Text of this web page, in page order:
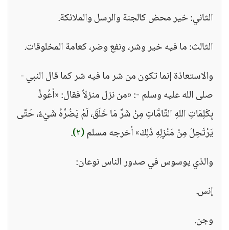
الثاني: خير محض كالجنة والرسل والملائكة.
الثالث: ما فيه خير وشر، ونفع وضر، كعامة المخلوقات.
والاستعاذة إنما تكون من شر ما فيه شر كما قال النبي -
صلى الله عليه وسلم -: «من نزل منزلاً فقال: «أعُوذُ
بِكَلِمَاتِ اللهِ التَّامَّاتِ مِنْ شَرِّ مَا خَلَقَ، لَمْ يَضُرَّهُ شَيْءٌ، حَتَّى
يَرْتَحِلَ مِنْ مَنْزِلِهِ ذَلِكَ» أخرجه مسلم(٢) .
والذي يوسوس في صدور الناس نوعان:
إنس.
وجن.